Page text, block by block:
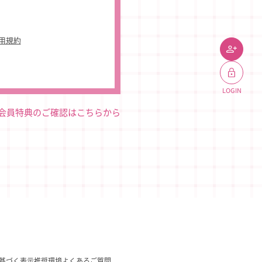
JOIN
LOGIN
規約
員特典のご確認はこちらから